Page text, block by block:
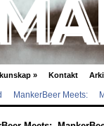
» Kontakt
MankerBeer Meets: